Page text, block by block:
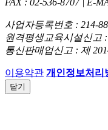
FAX : 02-536-8707 | E-
사업자등록번호 : 214-
원격평생교육시설신고
통신판매업신고 : 제
이용약관 개인정보처리
닫기